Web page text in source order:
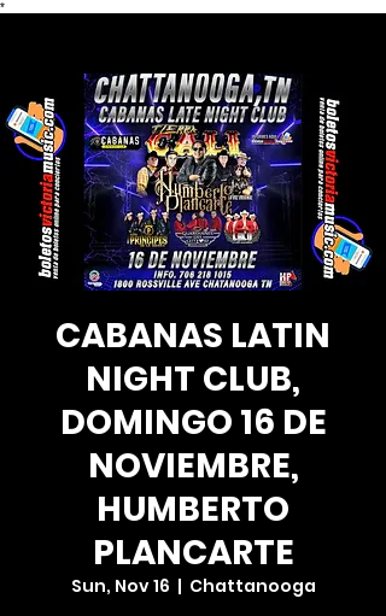
*
CABANAS LATIN
NIGHT CLUB,
DOMINGO 16 DE
NOVIEMBRE,
HUMBERTO
PLANCARTE
Sun, Nov 16
  |
Chattanooga